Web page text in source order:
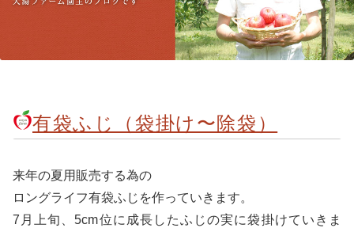
有袋ふじ（袋掛け〜除袋）
来年の夏用販売する為の
ロングライフ有袋ふじを作っていきます。
7月上旬、5cm位に成長したふじの実に袋掛けていきま